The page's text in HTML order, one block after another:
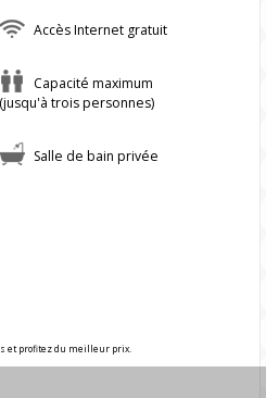
Accès Internet gratuit
Capacité maximum
(jusqu'à trois personnes)
Salle de bain privée
et profitez du meilleur prix.